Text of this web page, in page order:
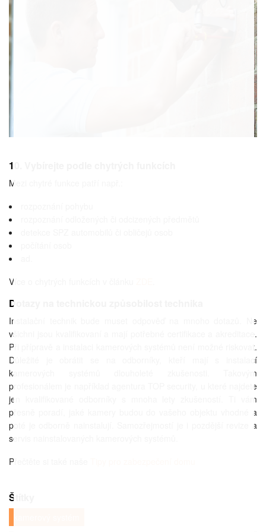
10. Vybírejte podle chytrých funkcích
Mezi chytré funkce patří např.:
Více o chytrých funkcích v článku
Dotazy na technickou způsobilost technika
Instalační technik bude muset odpověď na mnoho dotazů. Ne
všichni jsou kvalifikovaní a mají potřebné certifikace a akreditace.
Při přípravě a instalaci kamerových systémů není možné riskovat.
Důležité je obrátit se na odborníky, kteří mají s instalací
kamerových systémů dlouholeté zkušenosti. Takovým
profesionálem je například agentura TOP security, u které najdete
jen kvalifikované odborníky s mnoha lety zkušeností. Ti vám
přesně poradí, jaké kamery budou do vašeho objektu vhodné a
poté je odborně nainstalují. Samozřejmostí je i pozdější revize a
servis nainstalovaných kamerových systémů.
Přečtěte si také naše
Štítky